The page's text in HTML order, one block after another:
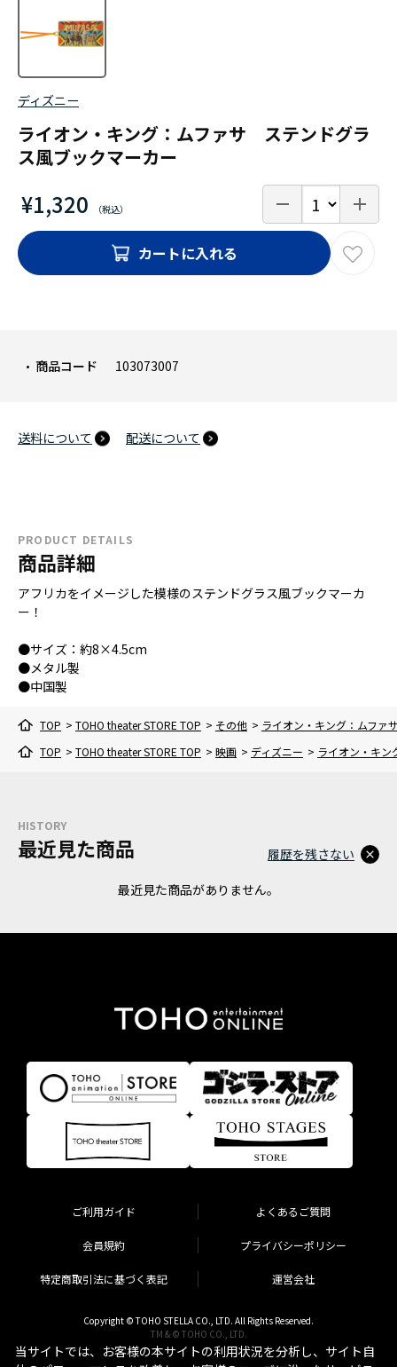
ディズニー
ライオン・キング：ムファサ ステンドグラ
ス風ブックマーカー
¥1,320
商品コード 103073007
送料について 配送について
カートに入れる
PRODUCT DETAILS
商品詳細
アフリカをイメージした模様のステンドグラス風ブックマーカ
ー！
●サイズ：約8×4.5cm
●メタル製
●中国製
TOP > TOHO theater STORE TOP > その他 > ライオン・キング：ムフ
TOP > TOHO theater STORE TOP > 映画 > ディズニー > ライオン・キン
HISTORY
最近見た商品
最近見た商品がありません。
履歴を残さない
ご利用ガイド よくあるご質問
会員規約 プライバシーポリシー
特定商取引法に基づく表記 運営会社
Copyright © TOHO STELLA CO., LTD. All Rights Reserved.
TM & © TOHO CO., LTD.
当サイトでは、お客様の本サイトの利用状況を分析し、サイト自